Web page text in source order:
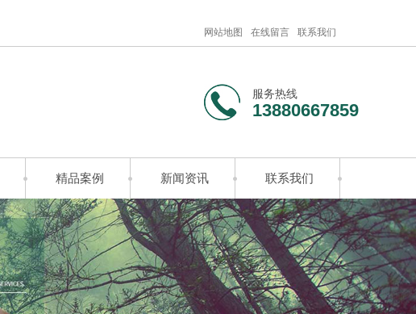
网站地图 在线留言 联系我们
服务热线
13880667859
精品案例 新闻资讯 联系我们